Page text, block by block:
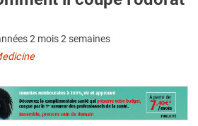
2 mois 2 semaines